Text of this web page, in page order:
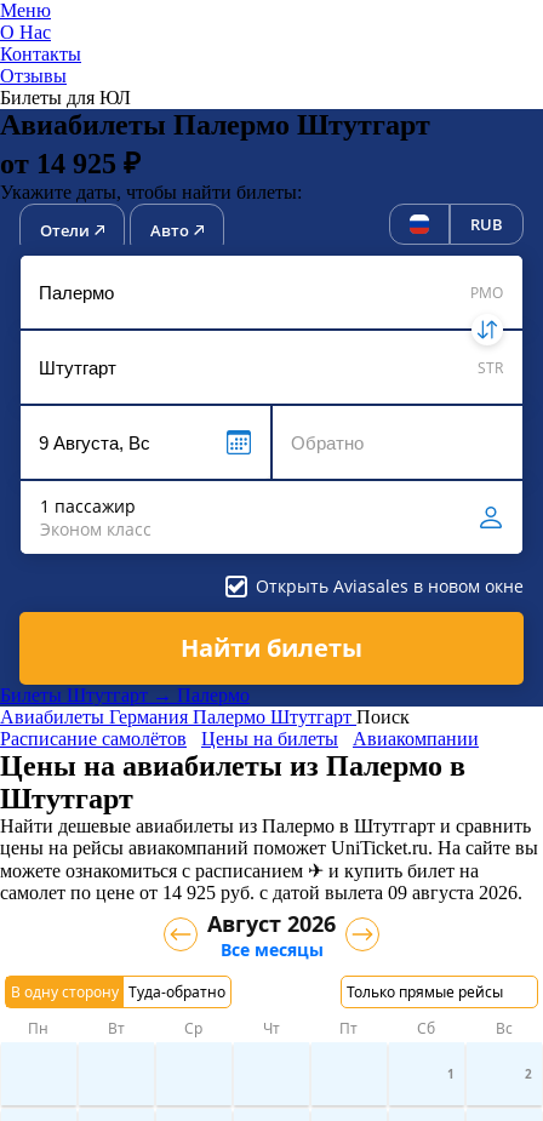
Меню
О Нас
Контакты
Отзывы
Билеты для ЮЛ
Авиабилеты Палермо Штутгарт
от 14 925 ₽
Укажите даты, чтобы найти билеты:
Отели Авто RUB
PMO
STR
1 пассажир
Эконом класс
Открыть Aviasales в новом окне
Найти билеты
Билеты Штутгарт → Палермо
Авиабилеты Германия Палермо Штутгарт Поиск
Расписание самолётов
Цены на билеты Авиакомпании
Цены на авиабилеты из Палермо в
Штутгарт
Найти дешевые авиабилеты из Палермо в Штутгарт и сравнить
цены на рейсы авиакомпаний поможет UniTicket.ru. На сайте вы
можете ознакомиться с расписанием ✈ и купить билет на
самолет по цене от 14 925 руб. с датой вылета 09 августа 2026.
В одну сторону Туда-обратно Только прямые рейсы
Август 2026
Все месяцы
Пн Вт Ср Чт Пт Сб Вс
1 2